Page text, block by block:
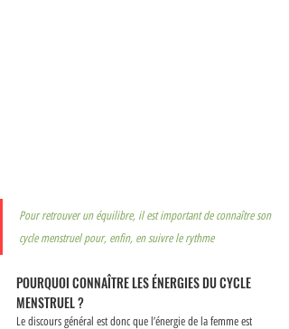
Pour retrouver un équilibre, il est important de connaître son
cycle menstruel pour, enfin, en suivre le rythme
POURQUOI CONNAÎTRE LES ÉNERGIES DU CYCLE
MENSTRUEL ?
Le discours général est donc que l’énergie de la femme est